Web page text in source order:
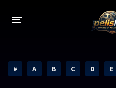
1080p
# A B C D E